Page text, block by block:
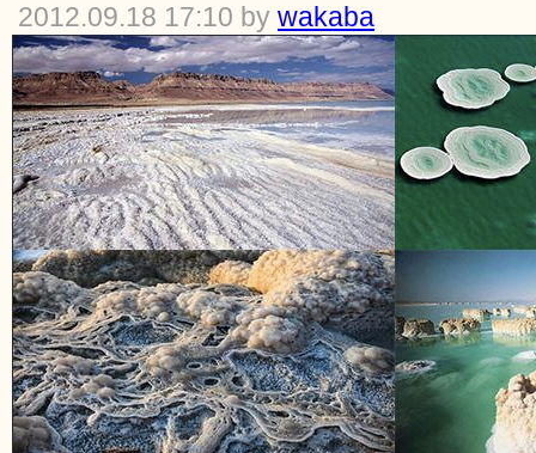
2012.09.18 17:10 by wakaba